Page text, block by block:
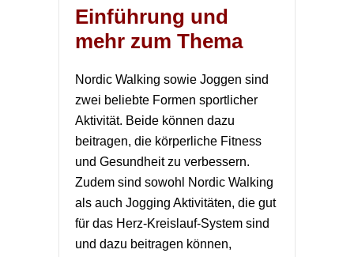
Einführung und
mehr zum Thema
Nordic Walking sowie Joggen sind
zwei beliebte Formen sportlicher
Aktivität. Beide können dazu
beitragen, die körperliche Fitness
und Gesundheit zu verbessern.
Zudem sind sowohl Nordic Walking
als auch Jogging Aktivitäten, die gut
für das Herz-Kreislauf-System sind
und dazu beitragen können,